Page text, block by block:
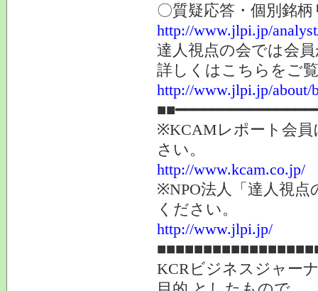
〇質疑応答・個別銘
http://www.jlpi.jp/
達人視点の会では会
詳しくはこちらをご
http://www.jlpi.jp/about/
※KCAMレポート会
さい。
http://www.kcam.co.jp/
※NPO法人「達人視
ください。
http://www.jlpi.jp/
KCRビジネスジャー